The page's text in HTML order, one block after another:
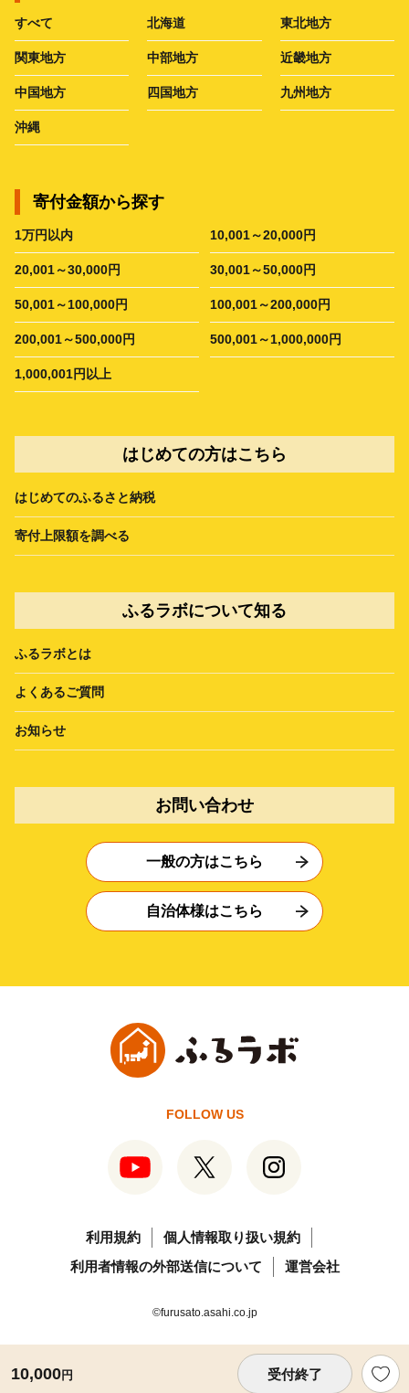
10,000円 受付終了
すべて 北海道 東北地方
関東地方 中部地方 近畿地方
中国地方 四国地方 九州地方
沖縄
寄付金額から探す
1万円以内 10,001～20,000円
20,001～30,000円 30,001～50,000円
50,001～100,000円 100,001～200,000円
200,001～500,000円 500,001～1,000,000円
1,000,001円以上
はじめての方はこちら
はじめてのふるさと納税
寄付上限額を調べる
ふるラボについて知る
ふるラボとは
よくあるご質問
お知らせ
お問い合わせ
一般の方はこちら
自治体様はこちら
FOLLOW US
利用規約
個人情報取り扱い規約
利用者情報の外部送信について
運営会社
©furusato.asahi.co.jp